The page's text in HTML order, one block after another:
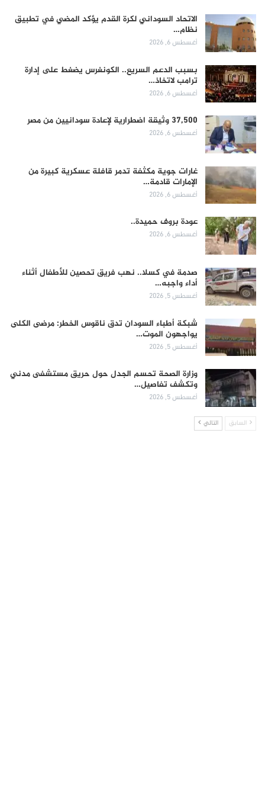
الاتحاد السوداني لكرة القدم يؤكد المضي في تطبيق
نظام…
أغسطس 6, 2026
بسبب الدعم السريع.. الكونغرس يضغط على إدارة
ترامب لاتخاذ…
أغسطس 6, 2026
37,500 وثيقة اضطرارية لإعادة سودانيين من مصر
أغسطس 6, 2026
غارات جوية مكثفة تدمر قافلة عسكرية كبيرة من
الإمارات قادمة…
أغسطس 6, 2026
عودة بروف حميدة..
أغسطس 6, 2026
صدمة في كسلا.. نهب فريق تحصين للأطفال أثناء
أداء واجبه…
أغسطس 5, 2026
شبكة أطباء السودان تدق ناقوس الخطر: مرضى الكلى
يواجهون الموت…
أغسطس 5, 2026
وزارة الصحة تحسم الجدل حول حريق مستشفى مدني
وتكشف تفاصيل…
أغسطس 5, 2026
السابق التالي